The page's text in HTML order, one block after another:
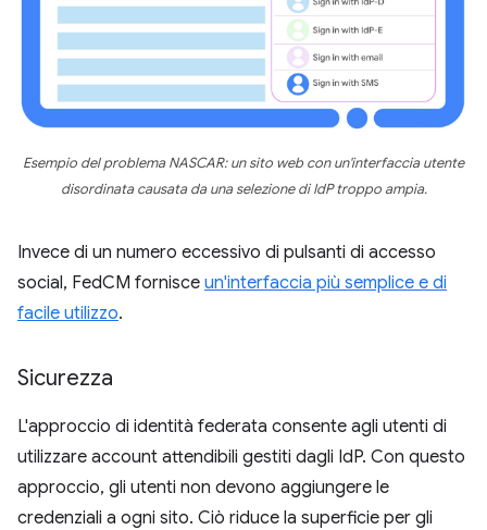
Esempio del problema NASCAR: un sito web con un'interfaccia utente
disordinata causata da una selezione di IdP troppo ampia.
Invece di un numero eccessivo di pulsanti di accesso
social, FedCM fornisce un'interfaccia più semplice e di
facile utilizzo.
Sicurezza
L'approccio di identità federata consente agli utenti di
utilizzare account attendibili gestiti dagli IdP. Con questo
approccio, gli utenti non devono aggiungere le
credenziali a ogni sito. Ciò riduce la superficie per gli